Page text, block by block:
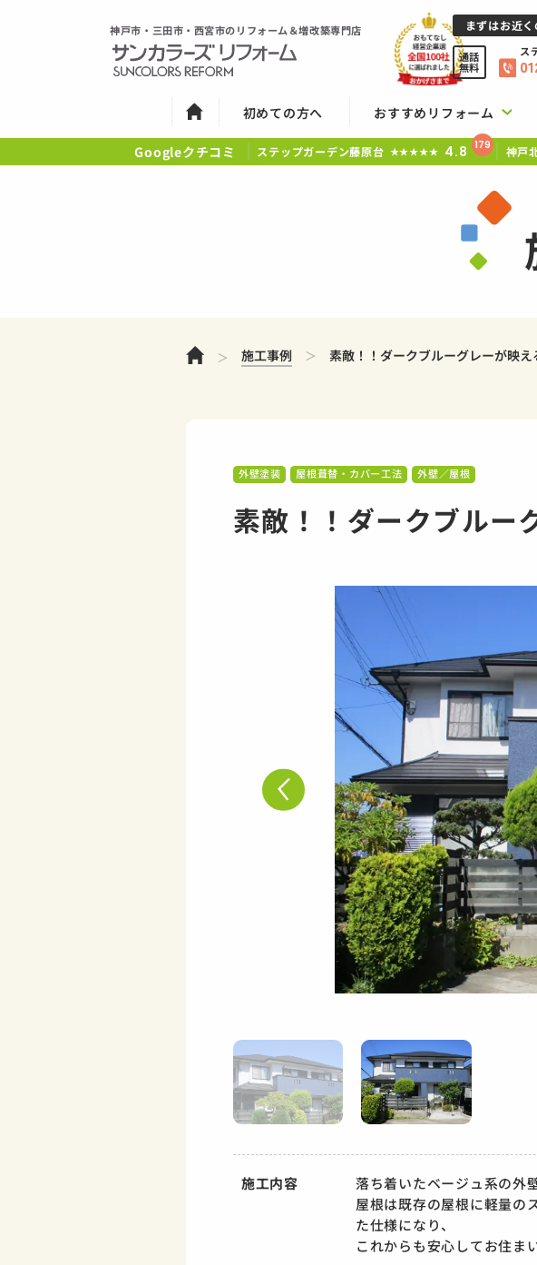
神戸市・三田市・西宮市のリフォーム＆増改築専門店
初めての方へ おすすめリフォーム
まずはお近
通話
無料
ス
Googleクチコミ ステップガーデン藤原台 ★★★★★ 4.8 179 神戸
ホーム 施工事例 素敵！！ダークブルーグレーが映え
外壁塗装 屋根葺替・カバー工法 外壁／屋根
素敵！！ダークブルー
施工内容
落ち着いたベージュ系の外
屋根は既存の屋根に軽量の
た仕様になり、
これからも安心してお住ま